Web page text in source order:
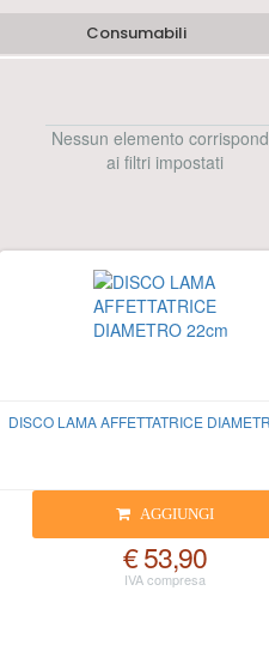
Consumabili
Nessun elemento
ai filtri impostati
DISCO LAMA AFFETTATRICE
AGGIUNGI
€ 53,90